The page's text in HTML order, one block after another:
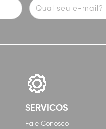
SERVICOS
Fale Conosco